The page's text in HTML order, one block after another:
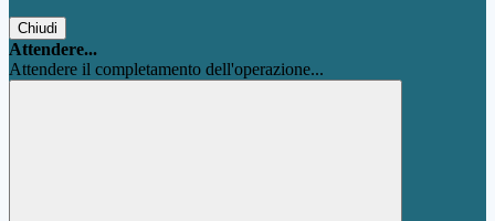
Chiudi
Attendere...
Attendere il completamento dell'operazione...